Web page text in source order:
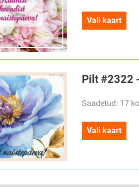
Vali kaart
Pilt #2322
Saadetud: 17
Vali kaart